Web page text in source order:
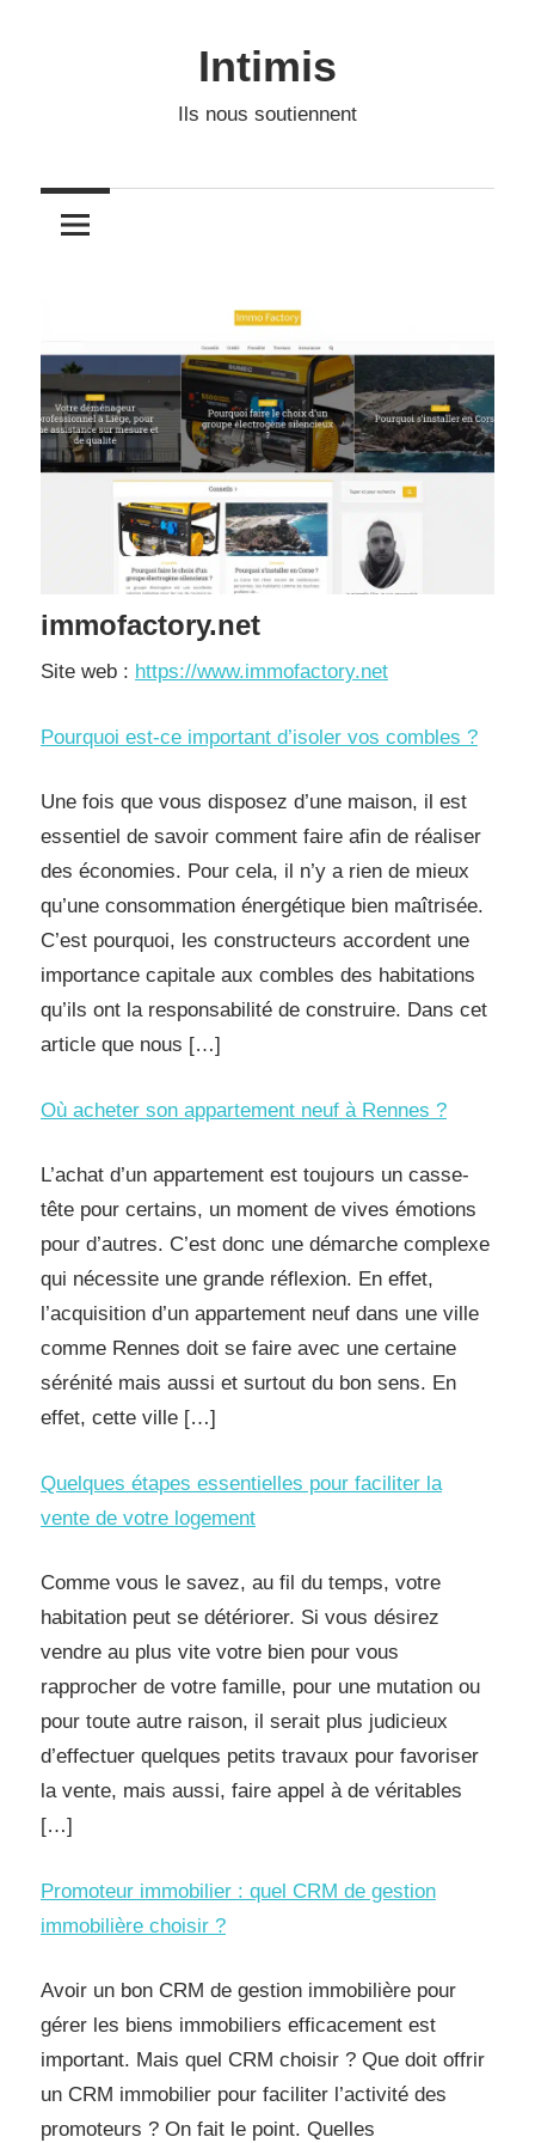
Intimis
Ils nous soutiennent
immofactory.net
Site web : https://www.immofactory.net
Pourquoi est-ce important d’isoler vos combles ?
Une fois que vous disposez d’une maison, il est
essentiel de savoir comment faire afin de réaliser
des économies. Pour cela, il n’y a rien de mieux
qu’une consommation énergétique bien maîtrisée.
C’est pourquoi, les constructeurs accordent une
importance capitale aux combles des habitations
qu’ils ont la responsabilité de construire. Dans cet
article que nous […]
Où acheter son appartement neuf à Rennes ?
L’achat d’un appartement est toujours un casse-
tête pour certains, un moment de vives émotions
pour d’autres. C’est donc une démarche complexe
qui nécessite une grande réflexion. En effet,
l’acquisition d’un appartement neuf dans une ville
comme Rennes doit se faire avec une certaine
sérénité mais aussi et surtout du bon sens. En
effet, cette ville […]
Quelques étapes essentielles pour faciliter la
vente de votre logement
Comme vous le savez, au fil du temps, votre
habitation peut se détériorer. Si vous désirez
vendre au plus vite votre bien pour vous
rapprocher de votre famille, pour une mutation ou
pour toute autre raison, il serait plus judicieux
d’effectuer quelques petits travaux pour favoriser
la vente, mais aussi, faire appel à de véritables
[…]
Promoteur immobilier : quel CRM de gestion
immobilière choisir ?
Avoir un bon CRM de gestion immobilière pour
gérer les biens immobiliers efficacement est
important. Mais quel CRM choisir ? Que doit offrir
un CRM immobilier pour faciliter l’activité des
promoteurs ? On fait le point. Quelles